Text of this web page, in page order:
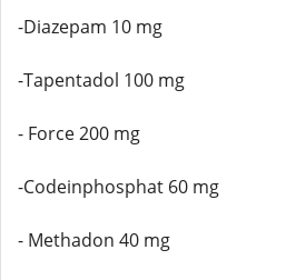
-Diazepam 10 mg
-Tapentadol 100 mg
- Force 200 mg
-Codeinphosphat 60 mg
- Methadon 40 mg